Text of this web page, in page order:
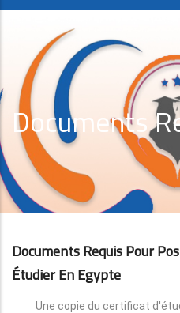
Documents
Documents Requis Pour
Étudier En Egypte
Une copie du certificat